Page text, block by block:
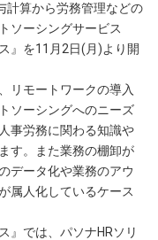
計算から労務管理などの
ソーシングサービス
』を11月2日(月)より開
リモートワークの導入
ソーシングへのニーズ
事労務に関わる知識や
す。また業務の棚卸が
データ化や業務のアウ
属人化しているケース
』では、パソナHRソリ